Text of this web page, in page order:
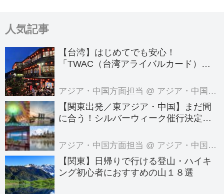
人気記事
【台湾】はじめてでも安心！
「TWAC（台湾アライバルカード）」
アジア・中国方面担当 @ アジア・中国旅行センター
【関東出発／東アジア・中国】まだ間
に合う！シルバーウィーク催行決定ツ
アジア・中国方面担当 @ アジア・中国旅行センター
【関東】日帰りで行ける登山・ハイキ
ング初心者におすすめの山１８選